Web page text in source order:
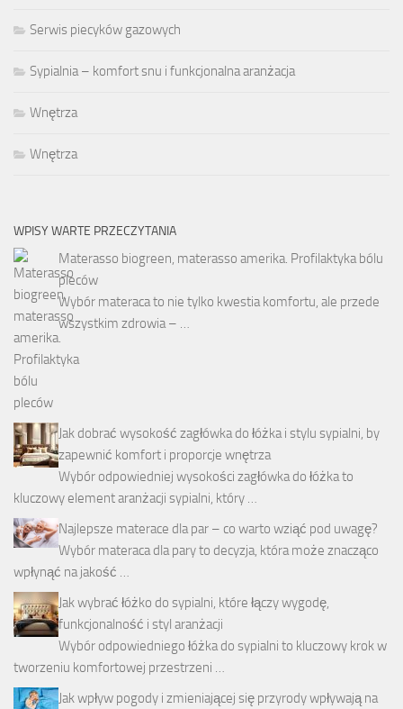
Serwis piecyków gazowych
Sypialnia – komfort snu i funkcjonalna aranżacja
Wnętrza
Wnętrza
WPISY WARTE PRZECZYTANIA
Materasso biogreen, materasso amerika. Profilaktyka bólu
pleców
Wybór materaca to nie tylko kwestia komfortu, ale przede
wszystkim zdrowia – …
Jak dobrać wysokość zagłówka do łóżka i stylu sypialni, by
zapewnić komfort i proporcje wnętrza
Wybór odpowiedniej wysokości zagłówka do łóżka to
kluczowy element aranżacji sypialni, który …
Najlepsze materace dla par – co warto wziąć pod uwagę?
Wybór materaca dla pary to decyzja, która może znacząco
wpłynąć na jakość …
Jak wybrać łóżko do sypialni, które łączy wygodę,
funkcjonalność i styl aranżacji
Wybór odpowiedniego łóżka do sypialni to kluczowy krok w
tworzeniu komfortowej przestrzeni …
Jak wpływ pogody i zmieniającej się przyrody wpływają na